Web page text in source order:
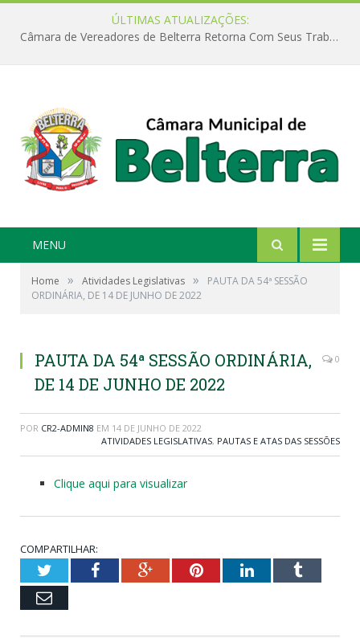
ÚLTIMAS ATUALIZAÇÕES:
Câmara de Vereadores de Belterra Retorna Com Seus Trabalhos Legislativos
MENU
Home » Atividades Legislativas »
PAUTA DA 54ª SESSÃO
ORDINÁRIA, DE 14 DE JUNHO DE 2022
PAUTA DA 54ª SESSÃO ORDINÁRIA,
DE 14 DE JUNHO DE 2022
0
POR CR2-ADMIN8 EM 14 DE JUNHO DE 2022
ATIVIDADES LEGISLATIVAS, PAUTAS E ATAS DAS SESSÕES
Clique aqui para visualizar
COMPARTILHAR:
TwitterFacebookGoogle+PinterestLinkedInTumblr
Email